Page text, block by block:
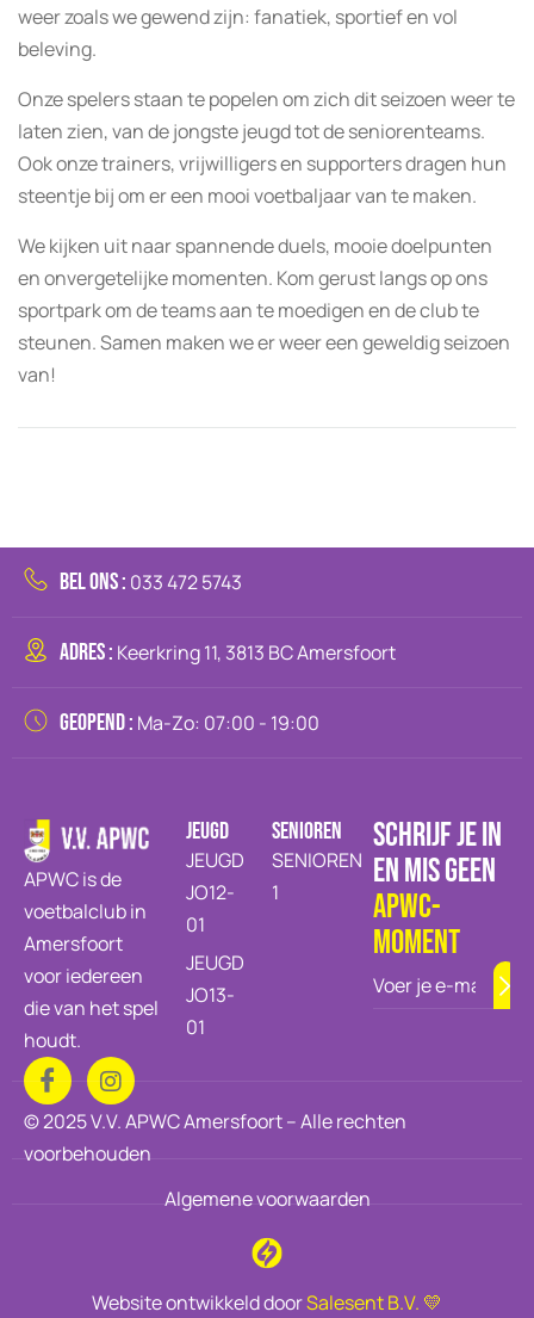
weer zoals we gewend zijn: fanatiek, sportief en vol
beleving.
Onze spelers staan te popelen om zich dit seizoen weer te
laten zien, van de jongste jeugd tot de seniorenteams.
Ook onze trainers, vrijwilligers en supporters dragen hun
steentje bij om er een mooi voetbaljaar van te maken.
We kijken uit naar spannende duels, mooie doelpunten
en onvergetelijke momenten. Kom gerust langs op ons
sportpark om de teams aan te moedigen en de club te
steunen. Samen maken we er weer een geweldig seizoen
van!
BEL ONS : 033 472 5743
ADRES : Keerkring 11, 3813 BC Amersfoort
GEOPEND : Ma-Zo: 07:00 - 19:00
APWC is de
voetbalclub in
Amersfoort
voor iedereen
die van het spel
houdt.
JEUGD
JEUGD
JO12-
01
JEUGD
JO13-
01
SENIOREN
SENIOREN
1
SCHRIJF JE IN
EN MIS GEEN
APWC-
moment
© 2025 V.V. APWC Amersfoort – Alle rechten
voorbehouden
Algemene voorwaarden
Website ontwikkeld doorSalesent B.V. 💛